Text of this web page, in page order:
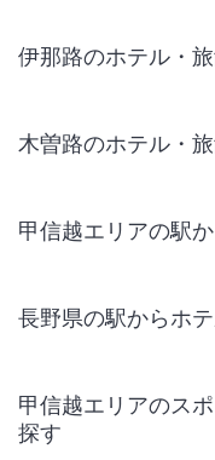
伊那路のホテル・
木曽路のホテル・
甲信越エリアの駅
長野県の駅からホ
甲信越エリアのス
探す